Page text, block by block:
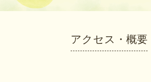
アクセス・概要